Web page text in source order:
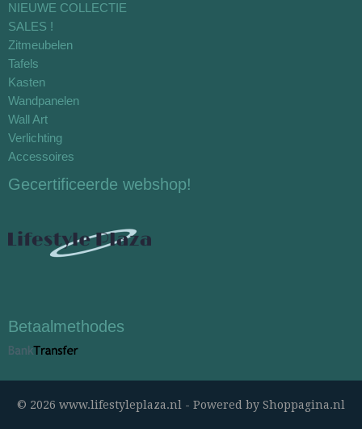
NIEUWE COLLECTIE
SALES !
Zitmeubelen
Tafels
Kasten
Wandpanelen
Wall Art
Verlichting
Accessoires
Gecertificeerde webshop!
Betaalmethodes
© 2026 www.lifestyleplaza.nl - Powered by Shoppagina.nl